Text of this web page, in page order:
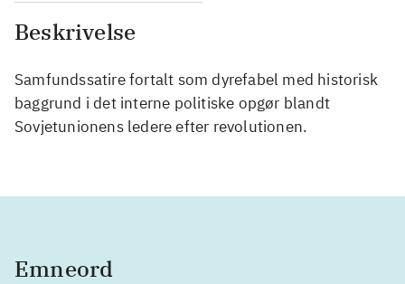
Beskrivelse
Samfundssatire fortalt som dyrefabel med historisk
baggrund i det interne politiske opgør blandt
Sovjetunionens ledere efter revolutionen.
Emneord